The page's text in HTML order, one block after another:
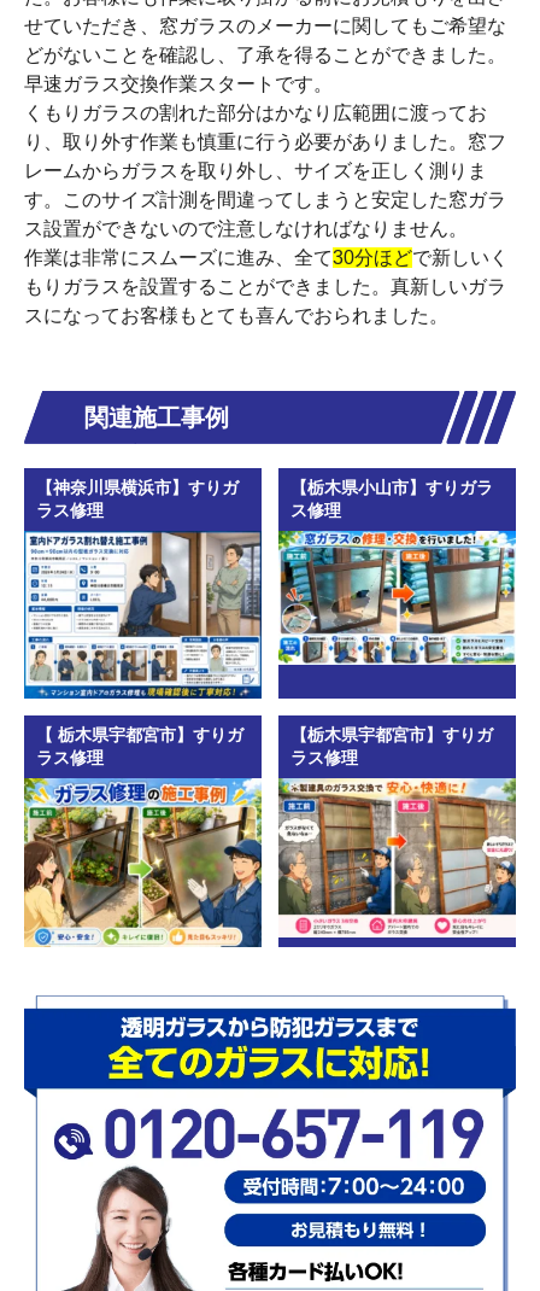
せていただき、窓ガラスのメーカーに関してもご希望な
どがないことを確認し、了承を得ることができました。
早速ガラス交換作業スタートです。
くもりガラスの割れた部分はかなり広範囲に渡ってお
り、取り外す作業も慎重に行う必要がありました。窓フ
レームからガラスを取り外し、サイズを正しく測りま
す。このサイズ計測を間違ってしまうと安定した窓ガラ
ス設置ができないので注意しなければなりません。
作業は非常にスムーズに進み、全て30分ほどで新しいく
もりガラスを設置することができました。真新しいガラ
スになってお客様もとても喜んでおられました。
関連施工事例
【神奈川県横浜市】すりガ
ラス修理
【栃木県小山市】すりガラ
ス修理
【 栃木県宇都宮市】すりガ
ラス修理
【栃木県宇都宮市】すりガ
ラス修理